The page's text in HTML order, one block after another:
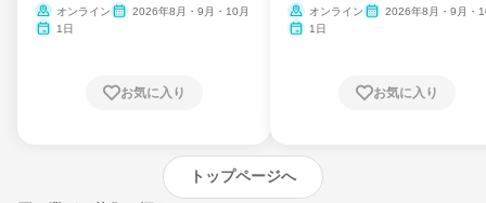
ム
オンライン
2026年8月・9月・10月
1日
お気に入り
オンライン
2026年8月・9月・
1日
お気に入り
トップページへ